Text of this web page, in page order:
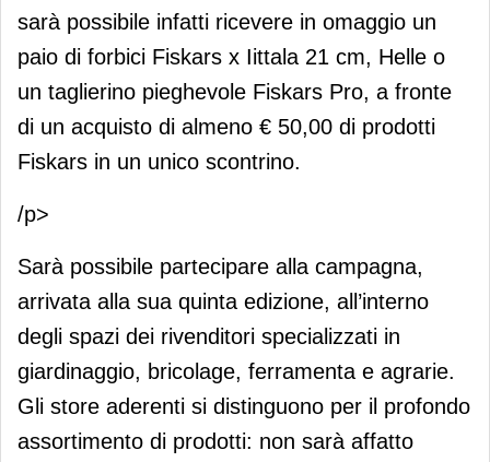
sarà possibile infatti ricevere in omaggio un
paio di forbici Fiskars x Iittala 21 cm, Helle o
un taglierino pieghevole Fiskars Pro, a fronte
di un acquisto di almeno € 50,00 di prodotti
Fiskars in un unico scontrino.
/p>
Sarà possibile partecipare alla campagna,
arrivata alla sua quinta edizione, all’interno
degli spazi dei rivenditori specializzati in
giardinaggio, bricolage, ferramenta e agrarie.
Gli store aderenti si distinguono per il profondo
assortimento di prodotti: non sarà affatto